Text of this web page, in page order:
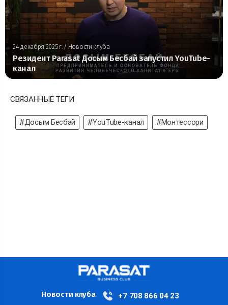
24 декабря 2025 г. / Новости клуба
Резидент Parasat Досым Бесбай запустил YouTube-
канал
СВЯЗАННЫЕ ТЕГИ
#Досым Бесбай #YouTube-канал #Монтессори
Новости клуба
+7 708 866 04 23